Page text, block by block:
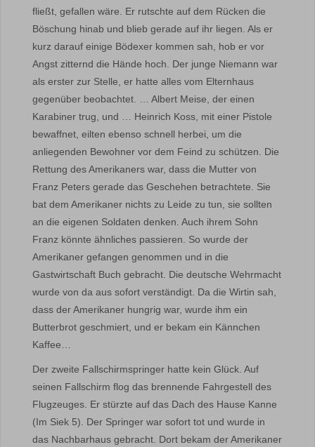
fließt, gefallen wäre. Er rutschte auf dem Rücken die
Böschung hinab und blieb gerade auf ihr liegen. Als er
kurz darauf einige Bödexer kommen sah, hob er vor
Angst zitternd die Hände hoch. Der junge Niemann war
als erster zur Stelle, er hatte alles vom Elternhaus
gegenüber beobachtet. … Albert Meise, der einen
Karabiner trug, und … Heinrich Koss, mit einer Pistole
bewaffnet, eilten ebenso schnell herbei, um die
anliegenden Bewohner vor dem Feind zu schützen. Die
Rettung des Amerikaners war, dass die Mutter von
Franz Peters gerade das Geschehen betrachtete. Sie
bat dem Amerikaner nichts zu Leide zu tun, sie sollten
an die eigenen Soldaten denken. Auch ihrem Sohn
Franz könnte ähnliches passieren. So wurde der
Amerikaner gefangen genommen und in die
Gastwirtschaft Buch gebracht. Die deutsche Wehrmacht
wurde von da aus sofort verständigt. Da die Wirtin sah,
dass der Amerikaner hungrig war, wurde ihm ein
Butterbrot geschmiert, und er bekam ein Kännchen
Kaffee…
Der zweite Fallschirmspringer hatte kein Glück. Auf
seinen Fallschirm flog das brennende Fahrgestell des
Flugzeuges. Er stürzte auf das Dach des Hause Kanne
(Im Siek 5). Der Springer war sofort tot und wurde in
das Nachbarhaus gebracht. Dort bekam der Amerikaner